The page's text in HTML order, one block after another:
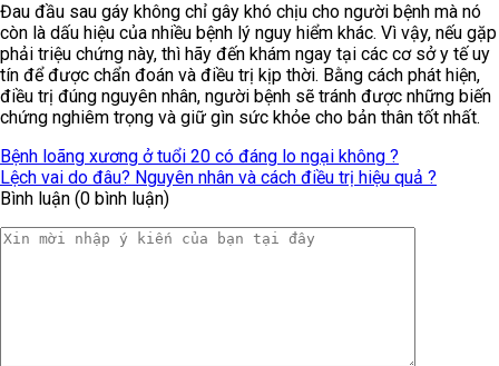
Đau đầu sau gáy không chỉ gây khó chịu cho người bệnh mà nó
còn là dấu hiệu của nhiều bệnh lý nguy hiểm khác. Vì vậy, nếu gặp
phải triệu chứng này, thì hãy đến khám ngay tại các cơ sở y tế uy
tín để được chẩn đoán và điều trị kịp thời. Bằng cách phát hiện,
điều trị đúng nguyên nhân, người bệnh sẽ tránh được những biến
chứng nghiêm trọng và giữ gìn sức khỏe cho bản thân tốt nhất.
Bệnh loãng xương ở tuổi 20 có đáng lo ngại không ?
Lệch vai do đâu? Nguyên nhân và cách điều trị hiệu quả ?
Bình luận (0 bình luận)